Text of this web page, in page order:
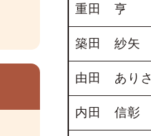
重田 亨
築田 紗矢
由田 ありさ
内田 信彰